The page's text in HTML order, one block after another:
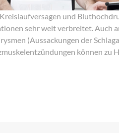
und
sehr weit verbreitet. Auch
(Aussackungen der
können zu